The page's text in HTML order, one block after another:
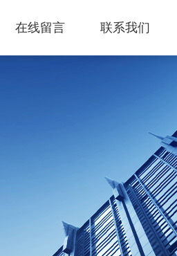
在线留言 联系我们